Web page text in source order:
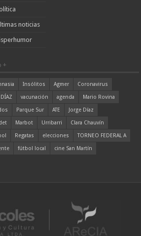
noticias
+
Insólitos Agmer
Coronavirus
vacunación agenda
Mario Rovina
Parque Sur ATE
Jorge Díaz
Marbot Urribarri
Clara Chauvín
Regatas elecciones
TORNEO FEDERAL A
fútbol local cine San Martín